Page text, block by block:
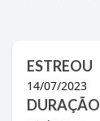
ESTREOU
14/07/2023
DURAÇÃO